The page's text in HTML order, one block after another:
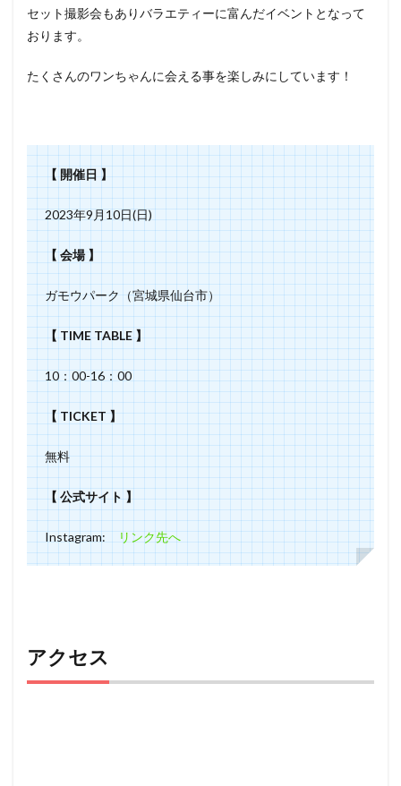
セット撮影会もあり⁡⁡バラエティーに富んだ⁡イベントとなって
おります。⁡⁡⁡⁡
たくさんのワンちゃんに会える事を⁡楽しみにしています！
【 開催日 】
2023年9月10日(日)
【 会場 】
ガモウパーク（宮城県仙台市）
【 TIME TABLE 】
10：00-16：00
【 TICKET 】
無料
【 公式サイト 】
Instagram:リンク先へ
アクセス